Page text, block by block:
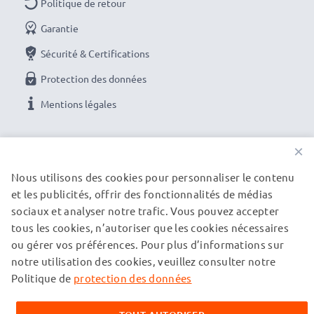
1000mA
Puissance / Power Watt
Longueur de câble
Commandez facilement votre chargeur neuf en
synonyme de sécurité certifiée et de normes de
qualité élevées - vous en profitez avec une garantie
de 36 mois!
Livraison rapide et sécurisée: nous préparons et
expédions votre commande le jour même si vous
finalisez votre commande avant 15h un jour ouvrable.
Paiement en ligne :vous pouvez utiliser le moyen de
Politique de retour
Garantie
Sécurité & Certifications
Protection des données
Mentions légales
NOS PARTENAIRES DE LIVRAISON
© subtel.be 2026
Tous les prix incluent la TVA et excluent les frais de port.
Veuillez noter que toutes les marques citées sont des
mentionnées sur nos pages web uniquement pour fournir des
×
Nous utilisons des cookies pour personnaliser le contenu
et les publicités, offrir des fonctionnalités de médias
sociaux et analyser notre trafic. Vous pouvez accepter
tous les cookies, n’autoriser que les cookies nécessaires
ou gérer vos préférences. Pour plus d’informations sur
notre utilisation des cookies, veuillez consulter notre
Politique de protection des données